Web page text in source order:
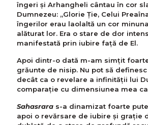
îngeri și Arhangheli cântau în cor
Dumnezeu: „Glorie Ție, Celui
îngerilor erau laolaltă un cor
alăturat lor. Era o stare de dor
manifestată prin iubire față de El.
Apoi dintr-o dată m-am simțit
grăunte de nisip. Nu pot să
decât ca o revelare a infinității lui
comparație cu dimensiunea mea
Sahasrara s-a dinamizat foarte
apoi o revărsare de iubire și grație